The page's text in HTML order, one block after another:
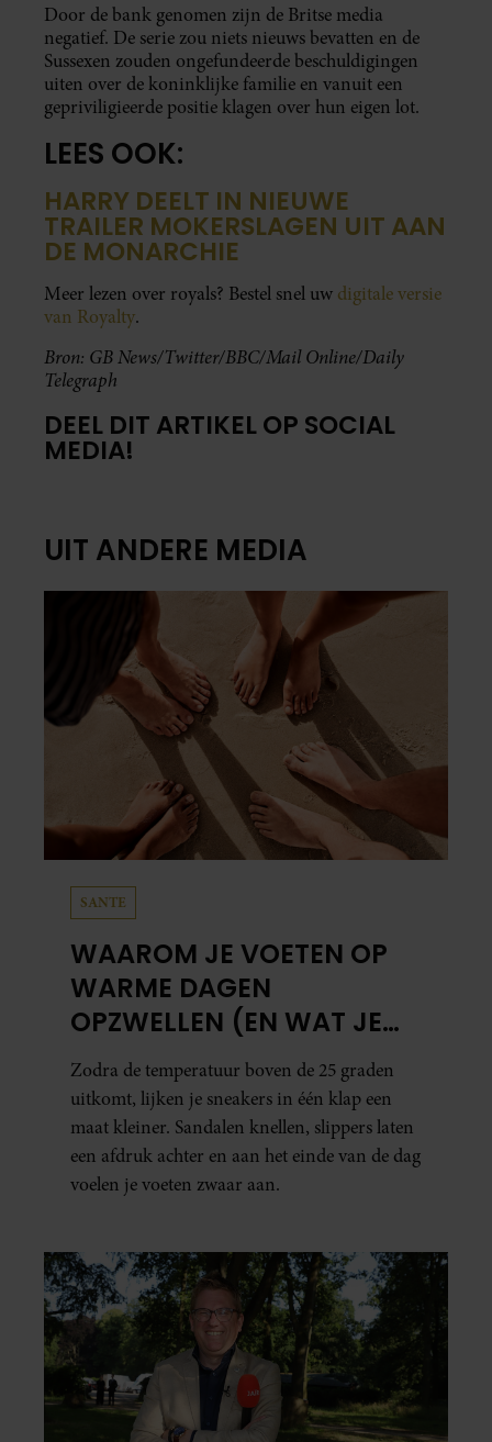
Door de bank genomen zijn de Britse media
negatief. De serie zou niets nieuws bevatten en de
Sussexen zouden ongefundeerde beschuldigingen
uiten over de koninklijke familie en vanuit een
gepriviligieerde positie klagen over hun eigen lot.
LEES OOK:
HARRY DEELT IN NIEUWE
TRAILER MOKERSLAGEN UIT AAN
DE MONARCHIE
Meer lezen over royals? Bestel snel uw digitale versie
van Royalty.
Bron: GB News/Twitter/BBC/Mail Online/Daily
Telegraph
DEEL DIT ARTIKEL OP SOCIAL
MEDIA!
UIT ANDERE MEDIA
SANTE
WAAROM JE VOETEN OP
WARME DAGEN
OPZWELLEN (EN WAT JE
ERAAN KUNT DOEN)
Zodra de temperatuur boven de 25 graden
uitkomt, lijken je sneakers in één klap een
maat kleiner. Sandalen knellen, slippers laten
een afdruk achter en aan het einde van de dag
voelen je voeten zwaar aan.